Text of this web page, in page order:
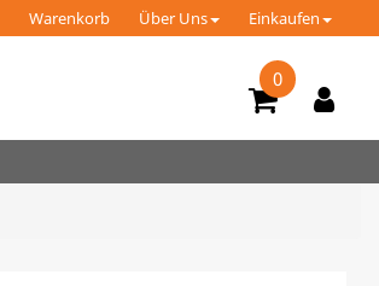
Warenkorb Über Uns Einkaufen
0